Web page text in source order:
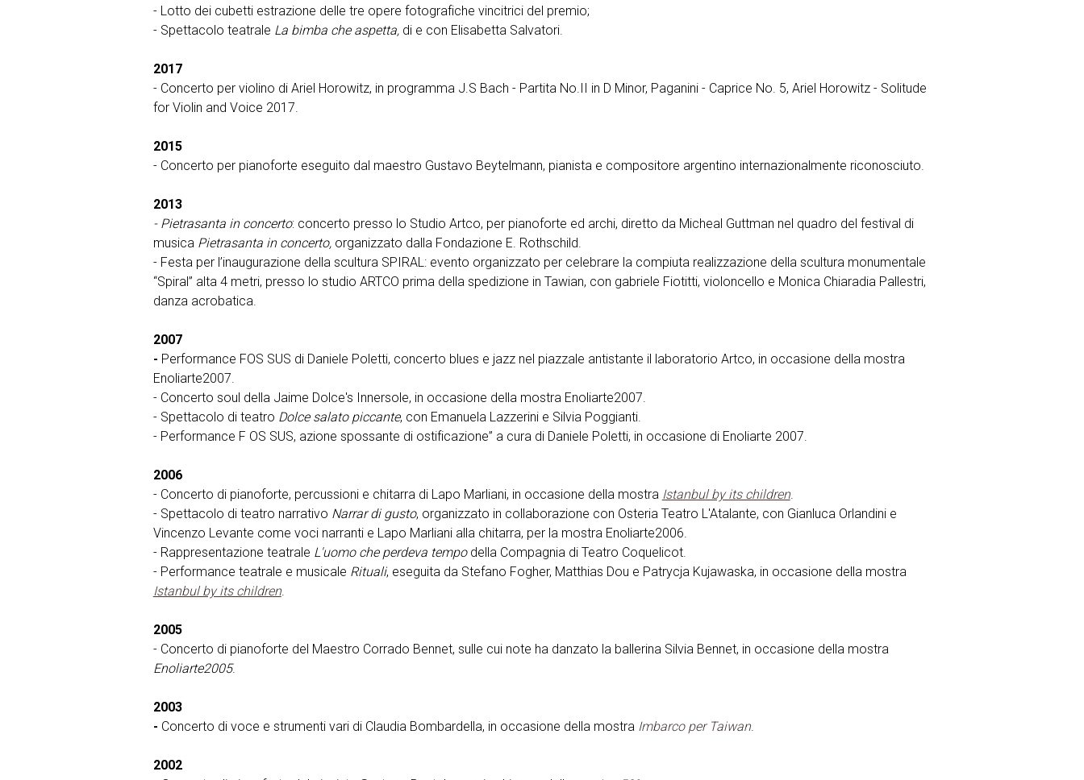
- Lotto dei cubetti estrazione delle tre opere fotografiche vincitrici del premio;
- Spettacolo teatrale La bimba che aspetta,di e con Elisabetta Salvatori.
2017
- Concerto per violino di Ariel Horowitz, in programma J.S Bach - Partita No.II in D Minor, Paganini - Caprice No. 5, Ariel Horowitz - Solitude
for Violin and Voice 2017.
2015
- Concerto per pianoforte eseguito dal maestro Gustavo Beytelmann, pianista e compositore argentino internazionalmente riconosciuto.
2013
- Pietrasanta in concerto: concerto presso lo Studio Artco, per pianoforte ed archi, diretto da Micheal Guttman nel quadro del festival di
musica Pietrasanta in concerto,organizzato dalla Fondazione E. Rothschild.
- Festa per l’inaugurazione della scultura SPIRAL: evento organizzato per celebrare la compiuta realizzazione della scultura monumentale
“Spiral” alta 4 metri, presso lo studio ARTCO prima della spedizione in Tawian, con gabriele Fiotitti, violoncello e Monica Chiaradia Pallestri,
danza acrobatica.
2007
- Performance FOS SUS di Daniele Poletti, concerto blues e jazz nel piazzale antistante il laboratorio Artco, in occasione della mostra
Enoliarte2007.
- Concerto soul della Jaime Dolce's Innersole, in occasione della mostra Enoliarte2007.
- Spettacolo di teatro Dolce salato piccante, con Emanuela Lazzerini e Silvia Poggianti.
- Performance F OS SUS, azione spossante di ostificazione” a cura di Daniele Poletti, in occasione di Enoliarte 2007.
2006
- Concerto di pianoforte, percussioni e chitarra di Lapo Marliani, in occasione della mostra Istanbul by its children.
- Spettacolo di teatro narrativo Narrar di gusto, organizzato in collaborazione con Osteria Teatro L'Atalante, con Gianluca Orlandini e
Vincenzo Levante come voci narranti e Lapo Marliani alla chitarra, per la mostra Enoliarte2006.
- Rappresentazione teatrale L'uomo che perdeva tempodella Compagnia di Teatro Coquelicot.
- Performance teatrale e musicale Rituali, eseguita da Stefano Fogher, Matthias Dou e Patrycja Kujawaska, in occasione della mostra
Istanbul by its children.
2005
- Concerto di pianoforte del Maestro Corrado Bennet, sulle cui note ha danzato la ballerina Silvia Bennet, in occasione della mostra
Enoliarte2005.
2003
- Concerto di voce e strumenti vari di Claudia Bombardella, in occasione della mostra Imbarco per Taiwan.
2002